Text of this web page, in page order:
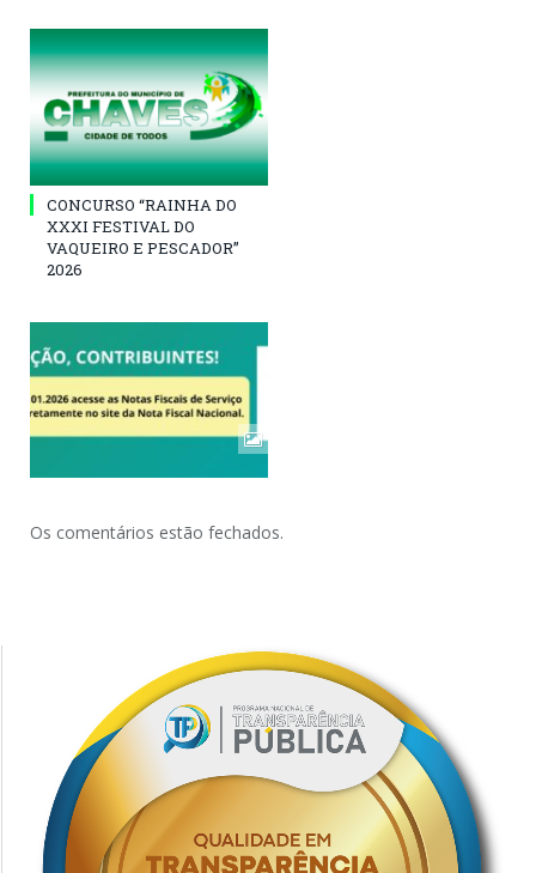
CONCURSO “RAINHA DO
XXXI FESTIVAL DO
VAQUEIRO E PESCADOR”
2026
Os comentários estão fechados.